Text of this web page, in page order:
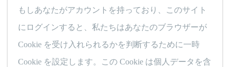
もしあなたがアカウントを持っており、このサイト
にログインすると、私たちはあなたのブラウザーが
Cookie を受け入れられるかを判断するために一時
Cookie を設定します。この Cookie は個人データを含